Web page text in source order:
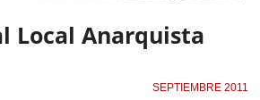
Local Anarquista
SEPTIEMBRE 2011